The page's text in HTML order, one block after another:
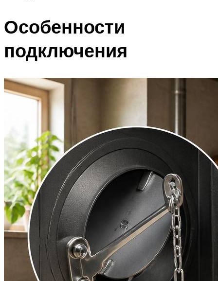
Особенности
подключения